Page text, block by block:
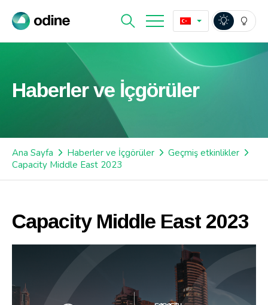
Haberler ve İçgörüler
Ana Sayfa Haberler ve İçgörüler
Geçmiş etkinlikler
Capacity Middle East 2023
Capacity Middle East 2023